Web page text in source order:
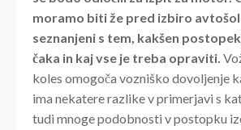
moramo biti že pred izbiro
seznanjeni s tem, kakšen
čaka in kaj vse je treba opraviti.
koles omogoča vozniško dovoljenje
ima nekatere razlike v primerjavi s
tudi mnoge podobnosti v postopku